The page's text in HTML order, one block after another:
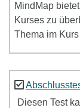
MindMap
Kurses zu
Thema im
Diesen Test